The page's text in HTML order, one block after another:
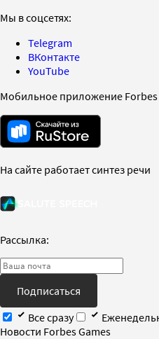
Мы в соцсетях:
Telegram
ВКонтакте
YouTube
Мобильное приложение Forbes
На сайте работает синтез речи
Рассылка:
Подписаться
Все сразу
Новости Forbes Games